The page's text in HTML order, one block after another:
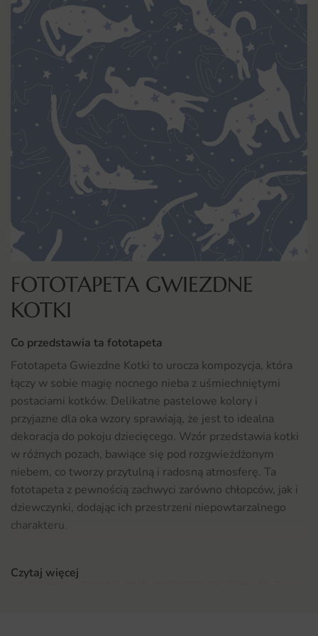
FOTOTAPETA GWIEZDNE
KOTKI
Co przedstawia ta fototapeta
Fototapeta Gwiezdne Kotki to urocza kompozycja, która
łączy w sobie magię nocnego nieba z uśmiechniętymi
postaciami kotków. Delikatne pastelowe kolory i
przyjazne dla oka wzory sprawiają, że jest to idealna
dekoracja do pokoju dziecięcego. Wzór przedstawia kotki
w różnych pozach, bawiące się pod rozgwieżdżonym
niebem, co tworzy przytulną i radosną atmosferę. Ta
fototapeta z pewnością zachwyci zarówno chłopców, jak i
dziewczynki, dodając ich przestrzeni niepowtarzalnego
charakteru.
Fototapeta Gwiezdne Kotki doskonale sprawdzi się w
Czytaj więcej